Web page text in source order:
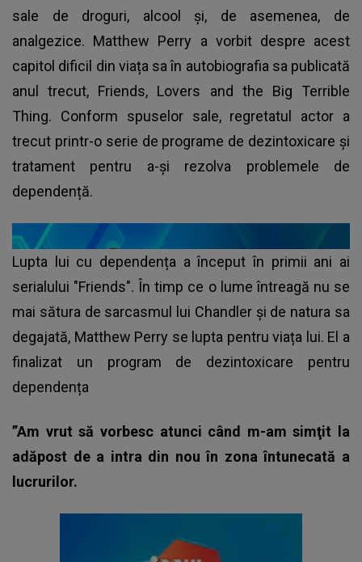
sale de droguri, alcool și, de asemenea, de
analgezice. Matthew Perry a vorbit despre acest
capitol dificil din viața sa în autobiografia sa publicată
anul trecut, Friends, Lovers and the Big Terrible
Thing. Conform spuselor sale, regretatul actor a
trecut printr-o serie de programe de dezintoxicare și
tratament pentru a-și rezolva problemele de
dependență.
Lupta lui cu dependența a început în primii ani ai
serialului "Friends". În timp ce o lume întreagă nu se
mai sătura de sarcasmul lui Chandler și de natura sa
degajată, Matthew Perry se lupta pentru viața lui. El a
finalizat un program de dezintoxicare pentru
dependența
”Am vrut să vorbesc atunci când m-am simţit la
adăpost de a intra din nou în zona întunecată a
lucrurilor.